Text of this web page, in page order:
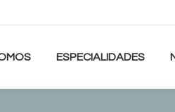
ESPECIALIDADES